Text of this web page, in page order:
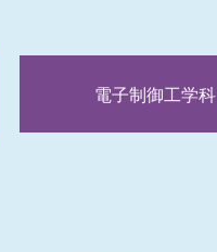
電子制御工学科